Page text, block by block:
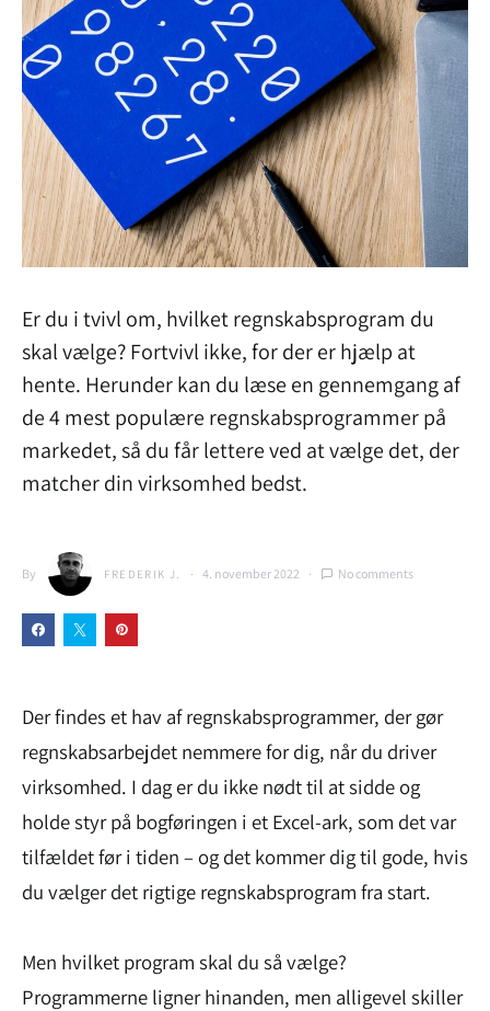
Er du i tvivl om, hvilket regnskabsprogram du
skal vælge? Fortvivl ikke, for der er hjælp at
hente. Herunder kan du læse en gennemgang af
de 4 mest populære regnskabsprogrammer på
markedet, så du får lettere ved at vælge det, der
matcher din virksomhed bedst.
By FREDERIK J. 4. november 2022 No comments
Der findes et hav af regnskabsprogrammer, der gør
regnskabsarbejdet nemmere for dig, når du driver
virksomhed. I dag er du ikke nødt til at sidde og
holde styr på bogføringen i et Excel-ark, som det var
tilfældet før i tiden – og det kommer dig til gode, hvis
du vælger det rigtige regnskabsprogram fra start.
Men hvilket program skal du så vælge?
Programmerne ligner hinanden, men alligevel skiller